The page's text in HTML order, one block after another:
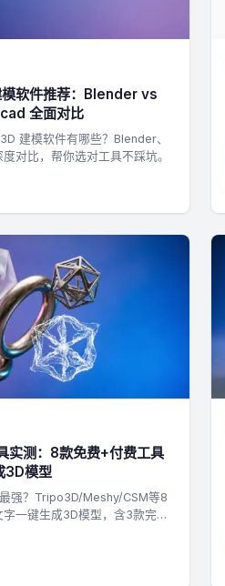
软件推荐：Blender vs
全面对比
建模软件有哪些？Blender、
对比，帮你选对工具不踩坑。
实测：8款免费+付费工具
3D模型
强？Tripo3D/Meshy/CSM等8
一键生成3D模型，含3款完全